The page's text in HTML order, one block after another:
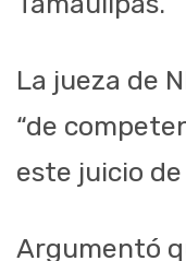
La jueza de
“de
este juicio
Argumentó